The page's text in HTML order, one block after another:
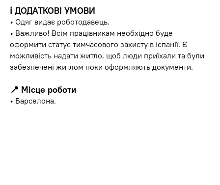
ℹ️ ДОДАТКОВІ УМОВИ
• Одяг видає роботодавець.
• Важливо! Всім працівникам необхідно буде
оформити статус тимчасового захисту в Іспанії. Є
можливість надати житло, щоб люди приїхали та були
забезпечені житлом поки оформляють документи.
📍 Місце роботи
• Барселона.